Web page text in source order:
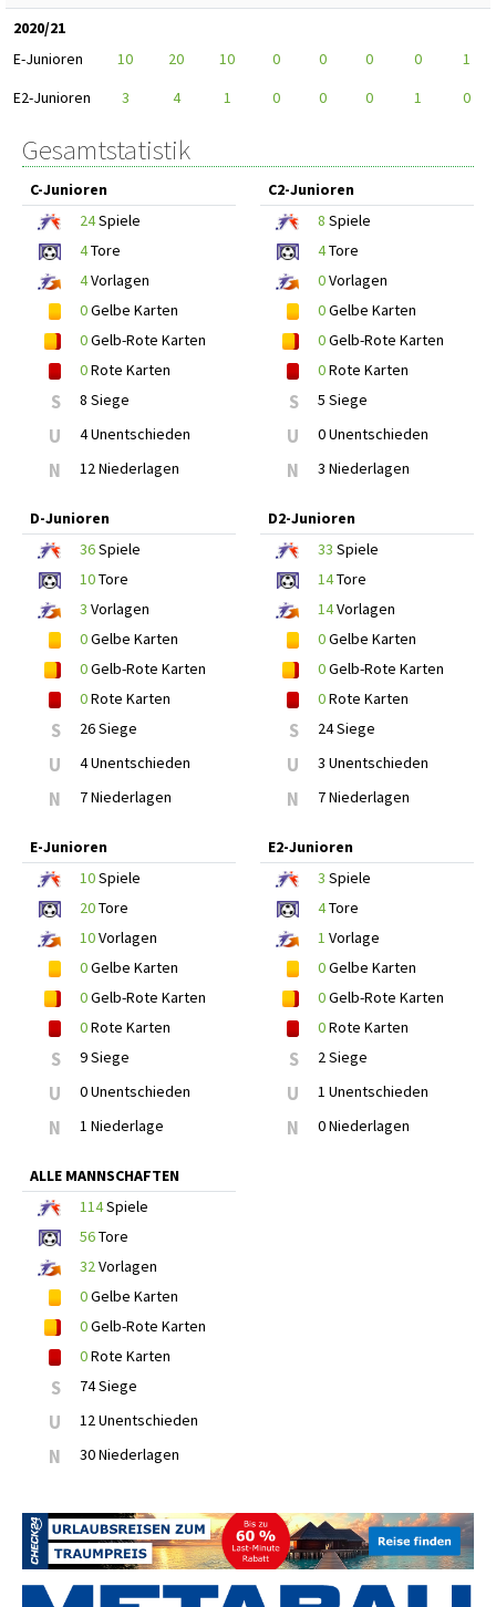
2020/21
E-Junioren
10 20 10 0 0 0 0
1
E2-Junioren
3 4 1 0 0 0 1 0
Gesamtstatistik
C-Junioren
24Spiele
4Tore
4Vorlagen
0Gelbe Karten
0Gelb-Rote Karten
0Rote Karten
S 8 Siege
U 4 Unentschieden
N 12 Niederlagen
C2-Junioren
8 Spiele
4Tore
0Vorlagen
0Gelbe Karten
0Gelb-Rote Karten
0Rote Karten
S 5 Siege
U 0 Unentschieden
N 3 Niederlagen
D-Junioren
36Spiele
10Tore
3 Vorlagen
0Gelbe Karten
0Gelb-Rote Karten
0Rote Karten
S 26 Siege
U 4 Unentschieden
N 7 Niederlagen
D2-Junioren
33 Spiele
14Tore
14Vorlagen
0Gelbe Karten
0Gelb-Rote Karten
0Rote Karten
S 24 Siege
U 3 Unentschieden
N 7 Niederlagen
E-Junioren
10Spiele
20Tore
10Vorlagen
0Gelbe Karten
0Gelb-Rote Karten
0Rote Karten
S 9 Siege
U 0 Unentschieden
N 1 Niederlage
E2-Junioren
3 Spiele
4Tore
1 Vorlage
0Gelbe Karten
0Gelb-Rote Karten
0Rote Karten
S 2 Siege
U 1 Unentschieden
N 0 Niederlagen
ALLE MANNSCHAFTEN
114Spiele
56Tore
32Vorlagen
0Gelbe Karten
0Gelb-Rote Karten
0Rote Karten
S 74 Siege
U 12 Unentschieden
N 30 Niederlagen